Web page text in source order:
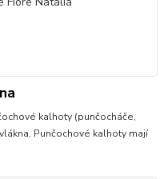
kalhoty (punčocháče,
Punčochové kalhoty mají